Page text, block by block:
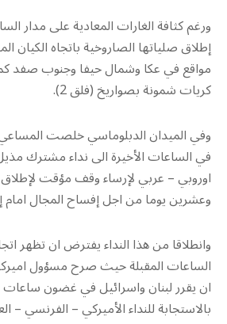
ورغم كثافة الغارات المعادية على مدار
إطلاق صلياتها الصاروخية باتجاه الكيان
مواقع في عكا وشمال حيفا وجنوب صفد
كريات شمونة بصواريخ (فلق 2).
وفي الميدان الدبلوماسي خلصت
في الساعات الأخيرة الى نداء مشترك
اوروبي – عربي لإرساء وقف مؤقت لإطلاق
وعشرين يوما من اجل إفساح المجال امام
وانطلاقا من هذا النداء يفترض ان تظهر
الساعات المقبلة حيث صرح مسؤول
ان يقرر لبنان واسرائيل في غضون ساعات
بالاستجابة للنداء الأميركي – الفرنسي –